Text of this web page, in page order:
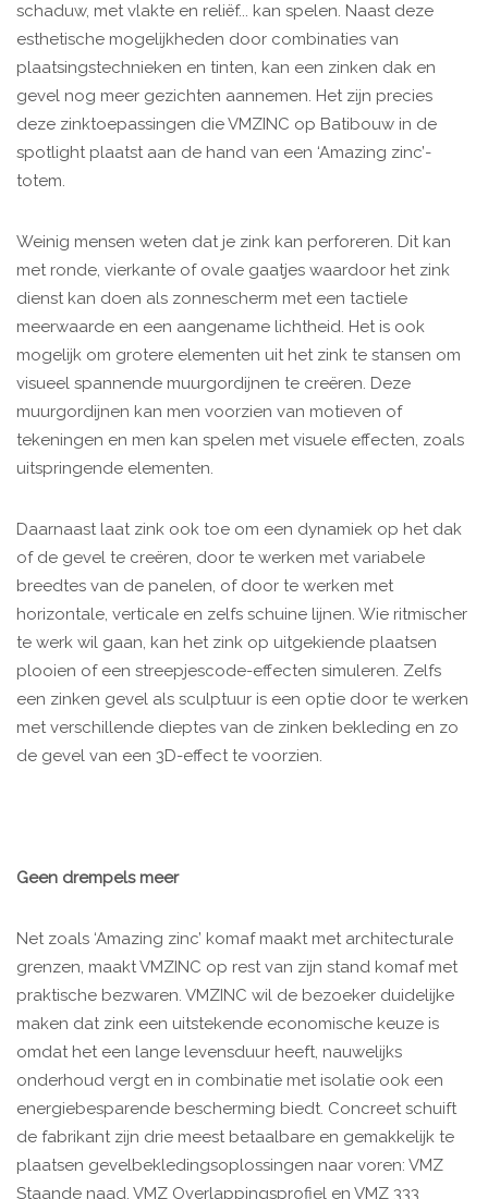
schaduw, met vlakte en reliëf... kan spelen. Naast deze
esthetische mogelijkheden door combinaties van
plaatsingstechnieken en tinten, kan een zinken dak en
gevel nog meer gezichten aannemen. Het zijn precies
deze zinktoepassingen die VMZINC op Batibouw in de
spotlight plaatst aan de hand van een ‘Amazing zinc’-
totem.
Weinig mensen weten dat je zink kan perforeren. Dit kan
met ronde, vierkante of ovale gaatjes waardoor het zink
dienst kan doen als zonnescherm met een tactiele
meerwaarde en een aangename lichtheid. Het is ook
mogelijk om grotere elementen uit het zink te stansen om
visueel spannende muurgordijnen te creëren. Deze
muurgordijnen kan men voorzien van motieven of
tekeningen en men kan spelen met visuele effecten, zoals
uitspringende elementen.
Daarnaast laat zink ook toe om een dynamiek op het dak
of de gevel te creëren, door te werken met variabele
breedtes van de panelen, of door te werken met
horizontale, verticale en zelfs schuine lijnen. Wie ritmischer
te werk wil gaan, kan het zink op uitgekiende plaatsen
plooien of een streepjescode-effecten simuleren. Zelfs
een zinken gevel als sculptuur is een optie door te werken
met verschillende dieptes van de zinken bekleding en zo
de gevel van een 3D-effect te voorzien.
Geen drempels meer
Net zoals ‘Amazing zinc’ komaf maakt met architecturale
grenzen, maakt VMZINC op rest van zijn stand komaf met
praktische bezwaren. VMZINC wil de bezoeker duidelijke
maken dat zink een uitstekende economische keuze is
omdat het een lange levensduur heeft, nauwelijks
onderhoud vergt en in combinatie met isolatie ook een
energiebesparende bescherming biedt. Concreet schuift
de fabrikant zijn drie meest betaalbare en gemakkelijk te
plaatsen gevelbekledingsoplossingen naar voren: VMZ
Staande naad, VMZ Overlappingsprofiel en VMZ 333